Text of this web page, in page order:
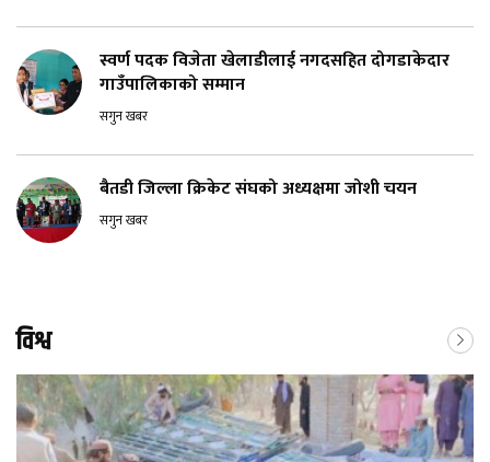
स्वर्ण पदक विजेता खेलाडीलाई नगदसहित दोगडाकेदार
गाउँपालिकाको सम्मान
सगुन खबर
बैतडी जिल्ला क्रिकेट संघको अध्यक्षमा जोशी चयन
सगुन खबर
विश्व